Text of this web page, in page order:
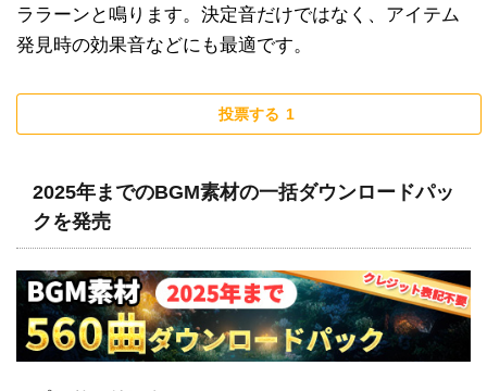
ララーンと鳴ります。決定音だけではなく、アイテム
発見時の効果音などにも最適です。
投票する 1
2025年までのBGM素材の一括ダウンロードパッ
クを発売